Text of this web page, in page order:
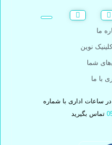
ما
نوین
شما
با ما
در ساعات اداری با شماره
تماس بگیرید